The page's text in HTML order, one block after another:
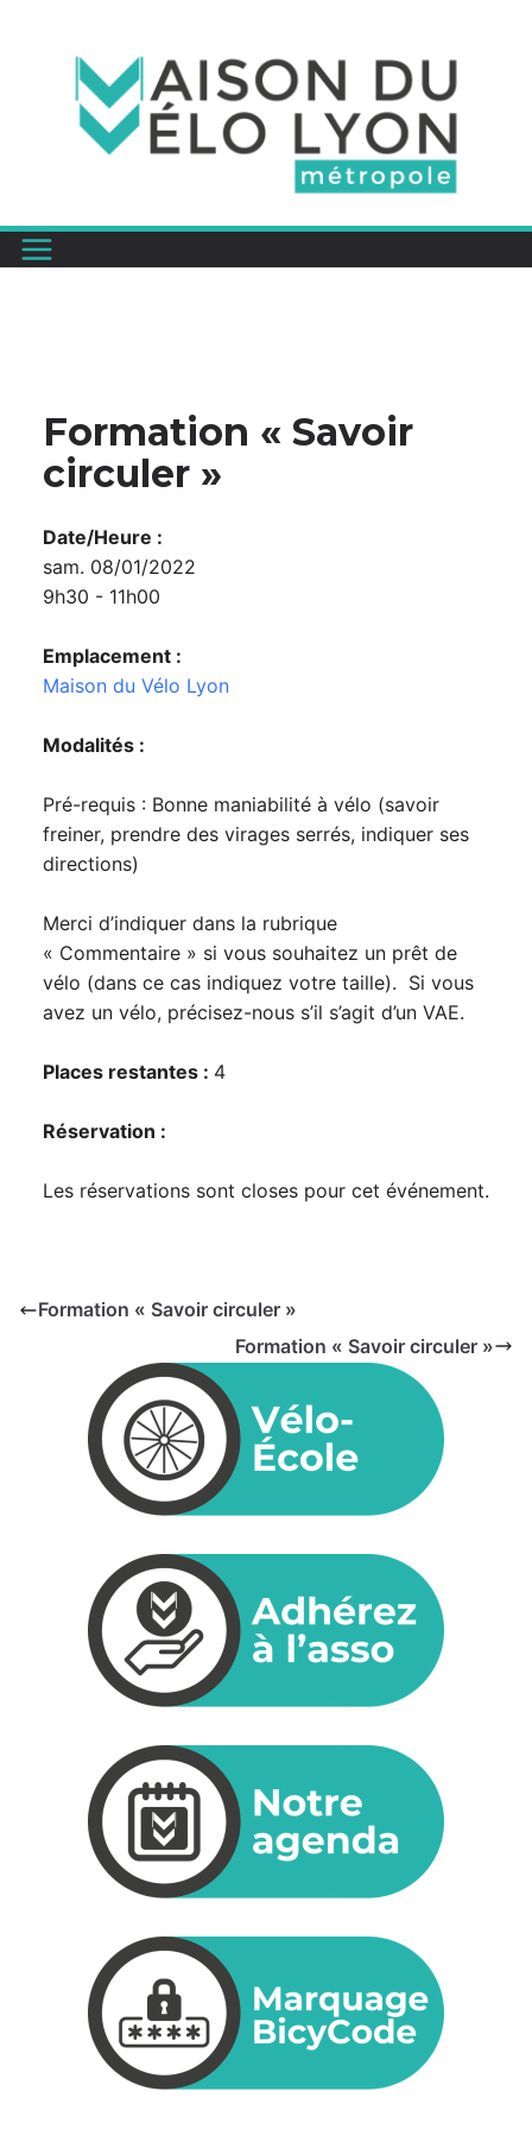
Formation « Savoir
circuler »
Date/Heure :
sam. 08/01/2022
9h30 - 11h00
Emplacement :
Maison du Vélo Lyon
Modalités :
Pré-requis : Bonne maniabilité à vélo (savoir
freiner, prendre des virages serrés, indiquer ses
directions)
Merci d’indiquer dans la rubrique
« Commentaire » si vous souhaitez un prêt de
vélo (dans ce cas indiquez votre taille). Si vous
avez un vélo, précisez-nous s’il s’agit d’un VAE.
Places restantes : 4
Réservation :
Les réservations sont closes pour cet événement.
Formation « Savoir circuler »
Formation « Savoir circuler »